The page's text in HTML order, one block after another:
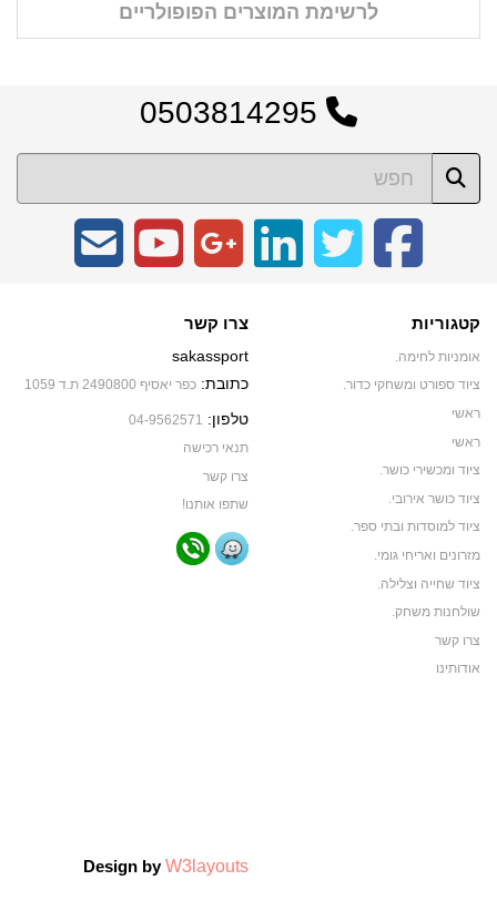
לרשימת המוצרים הפופולריים
קטגוריות
אומניות לחימה.
ציוד ספורט ומשחקי כדור.
ראשי
ראשי
ציוד ומכשירי כושר.
ציוד כושר אירובי.
ציוד למוסדות ובתי ספר.
מזרונים ואריחי גומי.
ציוד שחייה וצלילה.
שולחנות משחק.
צרו קשר
אודותינו
צרו קשר
sakassport
כתובת: כפר יאסיף 2490800 ת.ד 1059
טלפון: 04-9562571
תנאי רכישה
צרו קשר
שתפו אותנו!
Design byW3layouts